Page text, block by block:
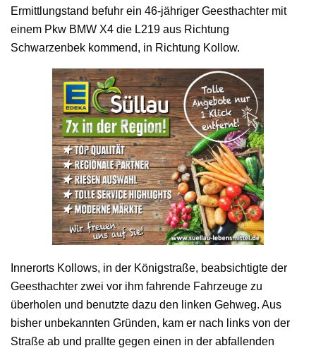
Ermittlungstand befuhr ein 46-jähriger Geesthachter mit
einem Pkw BMW X4 die L219 aus Richtung
Schwarzenbek kommend, in Richtung Kollow.
Innerorts Kollows, in der Königstraße, beabsichtigte der
Geesthachter zwei vor ihm fahrende Fahrzeuge zu
überholen und benutzte dazu den linken Gehweg. Aus
bisher unbekannten Gründen, kam er nach links von der
Straße ab und prallte gegen einen in der abfallenden